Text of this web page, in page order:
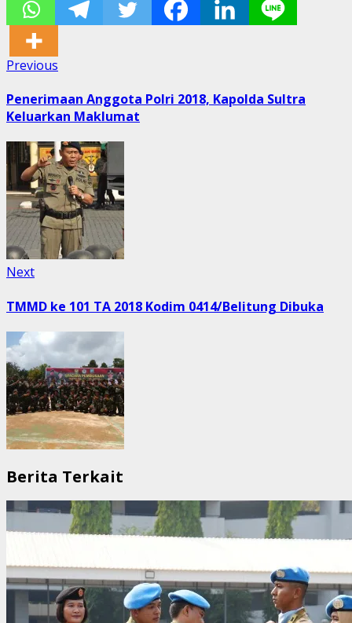
Post
navigation
Previous
Penerimaan Anggota Polri 2018, Kapolda Sultra
Keluarkan Maklumat
NextNext
TMMD ke 101 TA 2018 Kodim 0414/Belitung Dibuka
Berita Terkait